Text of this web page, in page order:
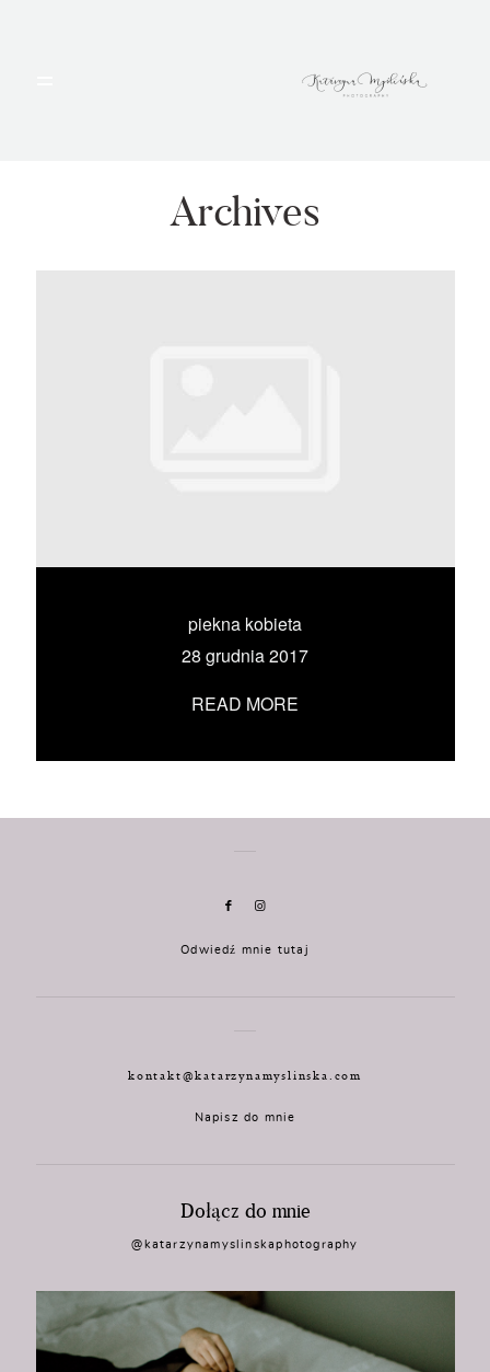
Archives
piekna kobieta
28 grudnia 2017
READ MORE
PORTFOLIO
UMÓW SIĘ ZE MNĄ →
Odwiedź mnie tutaj
kontakt@katarzynamyslinska.com
Napisz do mnie
Dołącz do mnie
@katarzynamyslinskaphotography